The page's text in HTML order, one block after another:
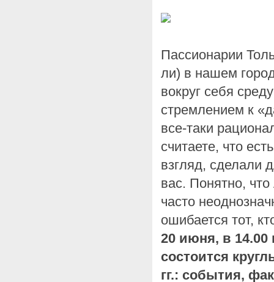
Пассионарии
ли) в нашем
вокруг себя
стремлением к
все-таки
считаете, что
взгляд, сделали
вас. Понятно,
часто
ошибается тот,
20 июня, в 14.00
состоится
гг.: события,